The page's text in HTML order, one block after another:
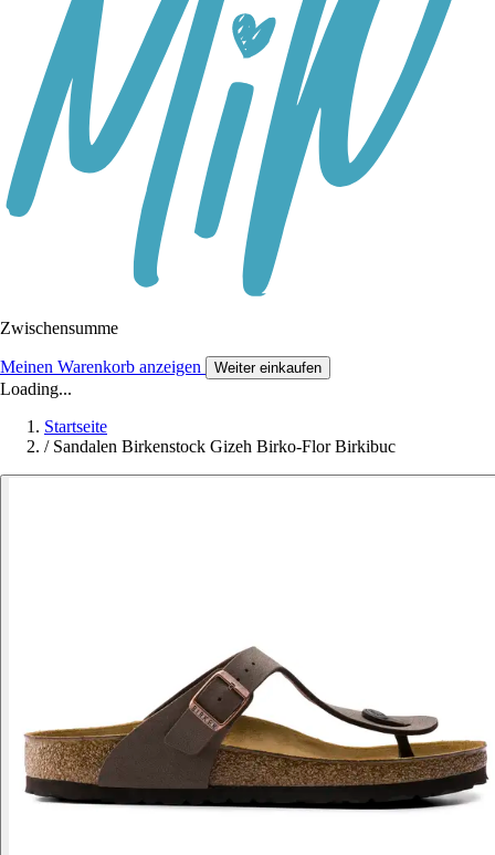
Zwischensumme
Meinen Warenkorb anzeigen Weiter einkaufen
Loading...
Startseite
/ Sandalen Birkenstock Gizeh Birko-Flor Birkibuc